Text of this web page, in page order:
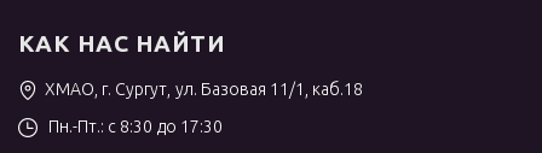
КАК НАС НАЙТИ
ХМАО, г. Сургут, ул. Базовая 11/1, каб.18
Пн.-Пт.: с 8:30 до 17:30